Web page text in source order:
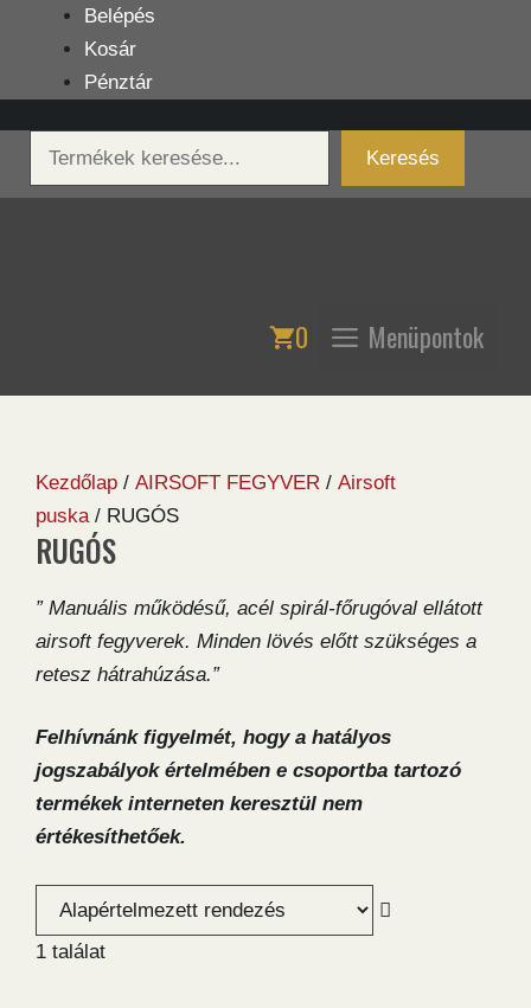
tartalomba
Belépés
Kosár
Pénztár
Keresés
Keresés
0 Menüpontok
Kezdőlap / AIRSOFT FEGYVER / Airsoft
puska / RUGÓS
RUGÓS
” Manuális működésű, acél spirál-főrugóval ellátott
airsoft fegyverek. Minden lövés előtt szükséges a
retesz hátrahúzása.”
Felhívnánk figyelmét, hogy a hatályos
jogszabályok értelmében e csoportba tartozó
termékek interneten keresztül nem
értékesíthetőek.
1 találat